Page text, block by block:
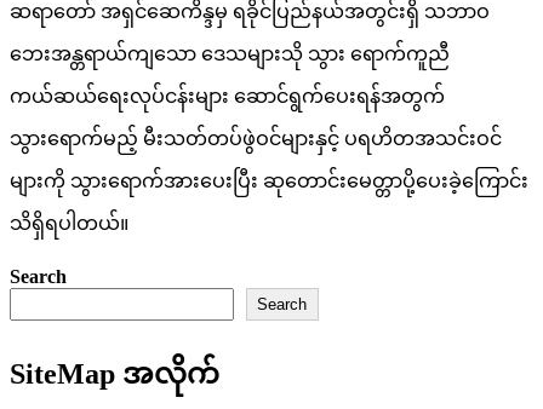
ဆရာတော် အရှင်ဆေကိန္ဒမှ ရခိုင်ပြည်နယ်အတွင်းရှိ သဘာဝ
ဘေးအန္တရာယ်ကျသော ဒေသများသို သွား ရောက်ကူညီ
ကယ်ဆယ်ရေးလုပ်ငန်းများ ဆောင်ရွက်ပေးရန်အတွက်
သွားရောက်မည့် မီးသတ်တပ်ဖွဲဝင်များနှင့် ပရဟိတအသင်းဝင်
များကို သွားရောက်အားပေးပြီး ဆုတောင်းမေတ္တာပို့ပေးခဲ့ကြောင်း
သိရှိရပါတယ်။
Search
Search
SiteMap အလိုက်